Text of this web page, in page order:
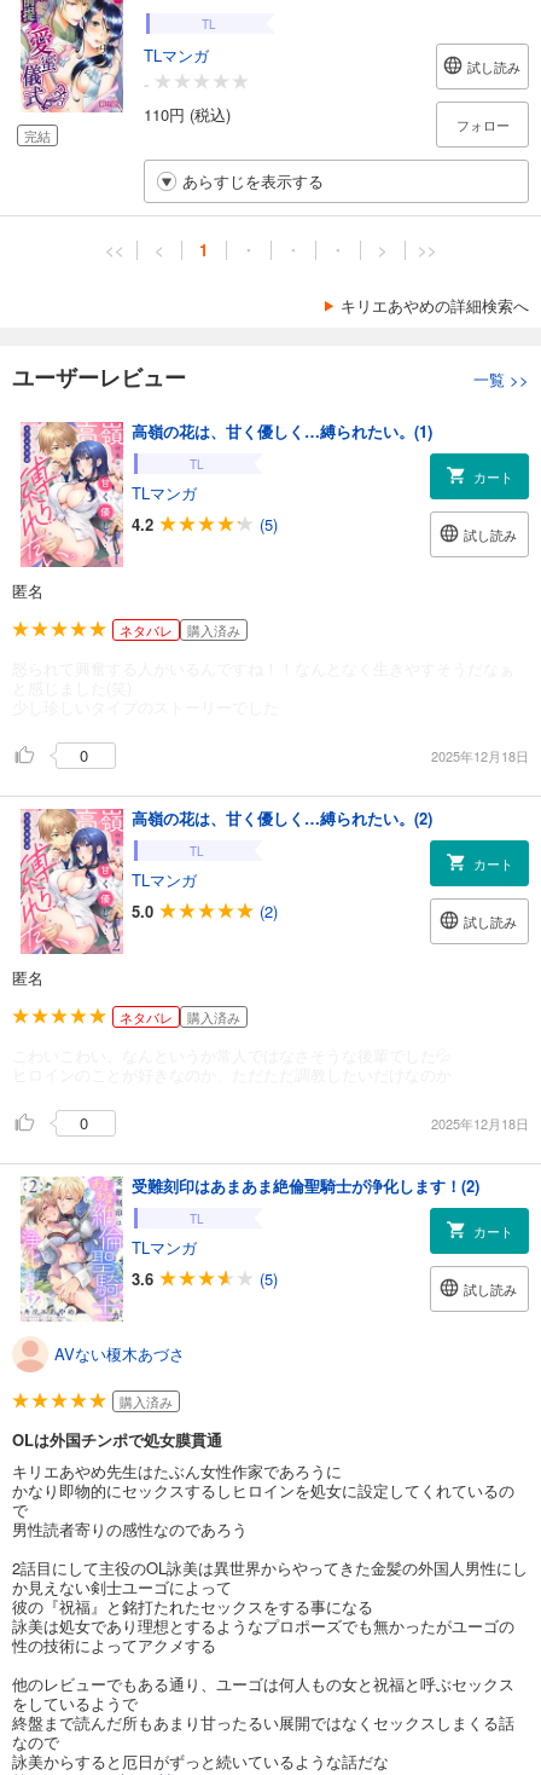
完結
TL
TLマンガ
-
110円 (税込)
試し読み
フォロー
あらすじを表示する
<< < 1 ・ ・ ・ > >>
キリエあやめの詳細検索へ
ユーザーレビュー 一覧 >>
高嶺の花は、甘く優しく…縛られたい。(1)
TL
TLマンガ
4.2
(5)
カート
試し読み
匿名
ネタバレ 購入済み
0 2025年12月18日
高嶺の花は、甘く優しく…縛られたい。(2)
TL
TLマンガ
5.0
(2)
カート
試し読み
匿名
ネタバレ 購入済み
0 2025年12月18日
受難刻印はあまあま絶倫聖騎士が浄化します！(2)
TL
TLマンガ
3.6
(5)
カート
試し読み
AVない榎木あづさ
購入済み
OLは外国チンポで処女膜貫通
キリエあやめ先生はたぶん女性作家であろうに
かなり即物的にセックスするしヒロインを処女に設定してくれているの
で
男性読者寄りの感性なのであろう
2話目にして主役のOL詠美は異世界からやってきた金髪の外国人男性にし
か見えない剣士ユーゴによって
彼の『祝福』と銘打たれたセックスをする事になる
詠美は処女であり理想とするようなプロポーズでも無かったがユーゴの
性の技術によってアクメする
他のレビューでもある通り、ユーゴは何人もの女と祝福と呼ぶセックス
をしているようで
終盤まで読んだ所もあまり甘ったるい展開ではなくセックスしまくる話
なので
詠美からすると厄日がずっと続いているような話だな